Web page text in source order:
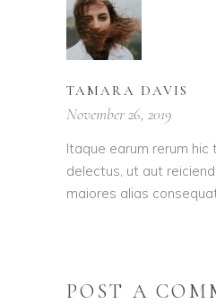
TAMARA DAVIS
November 26, 2019
Itaque earum rerum
delectus, ut aut
maiores alias
POST A